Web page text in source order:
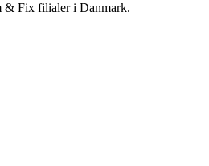
& Fix filialer i Danmark.